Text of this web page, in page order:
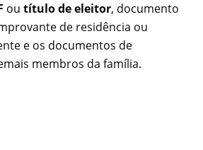
ou título de eleitor, documento
de residência ou
e os documentos de
membros da família.